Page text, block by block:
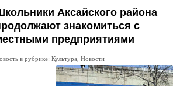
Аксайского района
знакомиться с
предприятиями
в рубрике:Культура ,Новости